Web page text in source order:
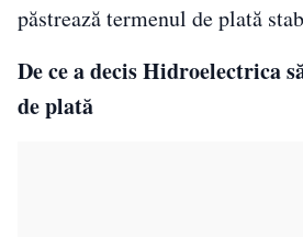
păstrează termenul de plată
De ce a decis Hidroelectrica
de plată